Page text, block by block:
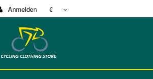
Anmelden €